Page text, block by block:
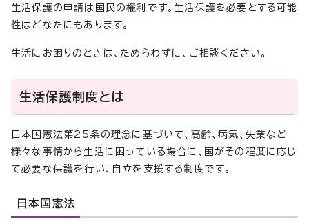
生活保護の申請は国民の権利です。生活保護を必要とする可能
性はどなたにもあります。
生活にお困りのときは、ためらわずに、ご相談ください。
生活保護制度とは
日本国憲法第25条の理念に基づいて、高齢、病気、失業など
様々な事情から生活に困っている場合に、国がその程度に応じ
て必要な保護を行い、自立を支援する制度です。
日本国憲法